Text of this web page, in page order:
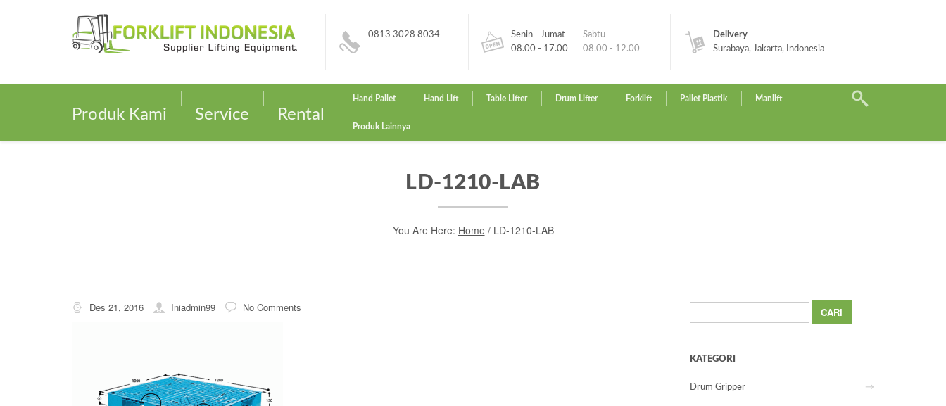
0813 3028 8034
Senin - Jumat
08.00 - 17.00
Sabtu
08.00 - 12.00
Delivery
Surabaya, Jakarta, Indonesia
Produk Kami Service Rental
Hand Pallet Hand Lift Table Lifter Drum Lifter Forklift Pallet Plastik Manlift
Produk Lainnya
LD-1210-LAB
You Are Here: Home/ LD-1210-LAB
Des 21, 2016 Iniadmin99 No Comments
untuk:
KATEGORI
Drum Gripper